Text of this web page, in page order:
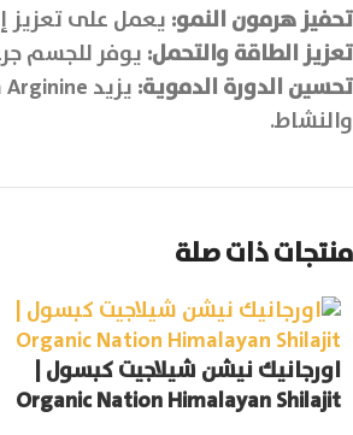
تحفيز هرمون النمو: يعمل على تعزيز
تعزيز الطاقة والتحمل: يوفر للجسم
تحسين الدورة الدموية:
والنشاط.
منتجات ذات صلة
اورجانيك نيشن شيلاجيت كبسول |
Organic Nation Himalayan Shilajit